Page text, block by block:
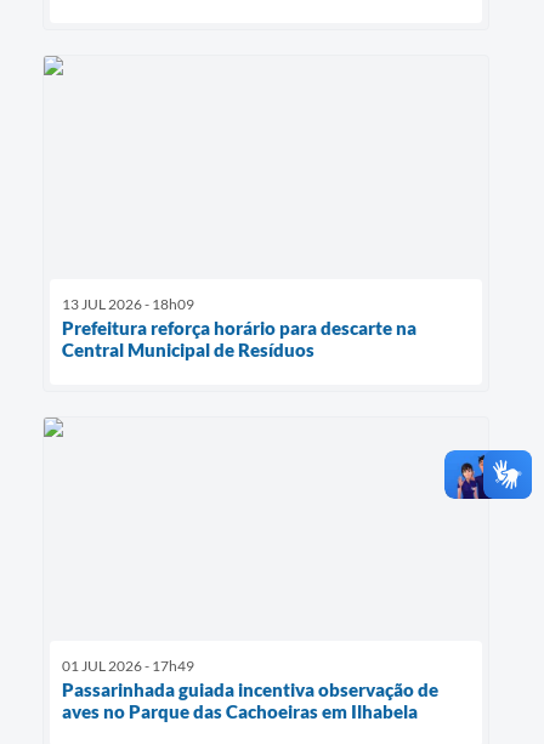
13 JUL 2026 - 18h09
Prefeitura reforça horário para descarte na
Central Municipal de Resíduos
01 JUL 2026 - 17h49
Passarinhada guiada incentiva observação de
aves no Parque das Cachoeiras em Ilhabela